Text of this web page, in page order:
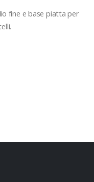
fine e base piatta per